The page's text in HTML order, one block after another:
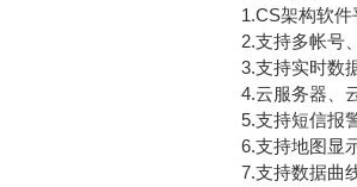
1.CS架构软件平
2.支持多帐号
3.支持实时数据
4.云服务器、云
5.支持短信报
6.支持地图显示
7.支持数据曲